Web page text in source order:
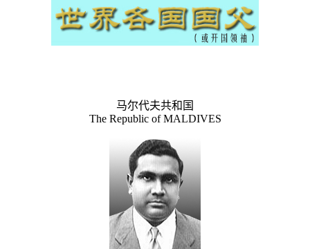
马尔代夫共和国
The Republic of MALDIVES